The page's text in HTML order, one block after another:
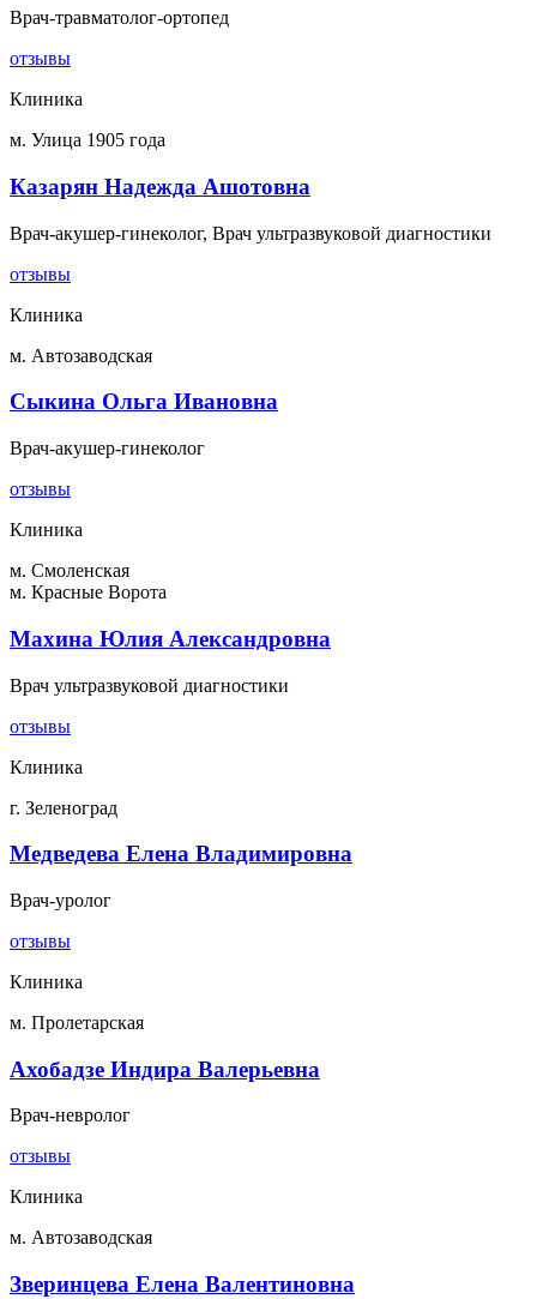
Врач-травматолог-ортопед
отзывы
Клиника
м. Улица 1905 года
Казарян Надежда Ашотовна
Врач-акушер-гинеколог, Врач ультразвуковой диагностики
отзывы
Клиника
м. Автозаводская
Сыкина Ольга Ивановна
Врач-акушер-гинеколог
отзывы
Клиника
м. Смоленская
м. Красные Ворота
Махина Юлия Александровна
Врач ультразвуковой диагностики
отзывы
Клиника
г. Зеленоград
Медведева Елена Владимировна
Врач-уролог
отзывы
Клиника
м. Пролетарская
Ахобадзе Индира Валерьевна
Врач-невролог
отзывы
Клиника
м. Автозаводская
Зверинцева Елена Валентиновна